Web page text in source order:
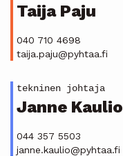
Taija Paju
040 710 4698
taija.paju@pyhtaa.fi
tekninen johtaja
Janne Kaulio
044 357 5503
janne.kaulio@pyhtaa.fi